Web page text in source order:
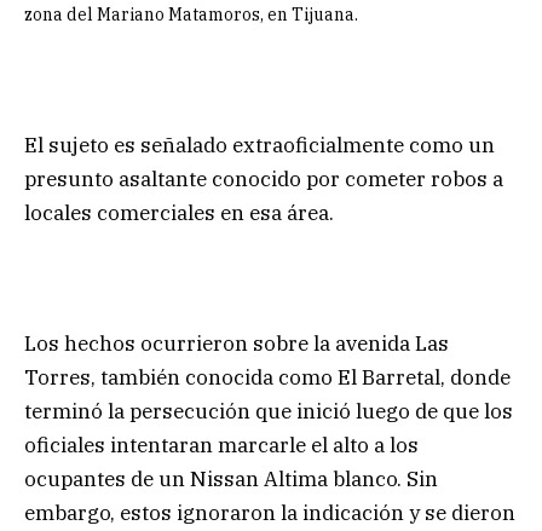
zona del Mariano Matamoros, en Tijuana.
El sujeto es señalado extraoficialmente como un
presunto asaltante conocido por cometer robos a
locales comerciales en esa área.
Los hechos ocurrieron sobre la avenida Las
Torres, también conocida como El Barretal, donde
terminó la persecución que inició luego de que los
oficiales intentaran marcarle el alto a los
ocupantes de un Nissan Altima blanco. Sin
embargo, estos ignoraron la indicación y se dieron